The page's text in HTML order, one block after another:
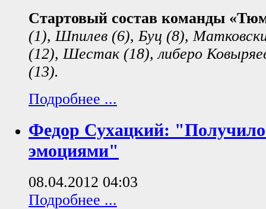
Стартовый состав команды
(1), Шпилев (6), Буц (8),
(12), Шестак (18), либеро
(13).
Подробнее ...
Федор Сухацкий:
эмоциями"
08.04.2012 04:03
Подробнее ...